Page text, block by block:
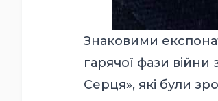
Знаковими
гарячої фази війни
Серця», які були